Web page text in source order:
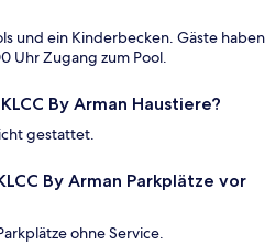
und ein Kinderbecken. Gäste haben
Uhr Zugang zum Pool.
By Arman Haustiere?
gestattet.
By Arman Parkplätze vor
ohne Service.